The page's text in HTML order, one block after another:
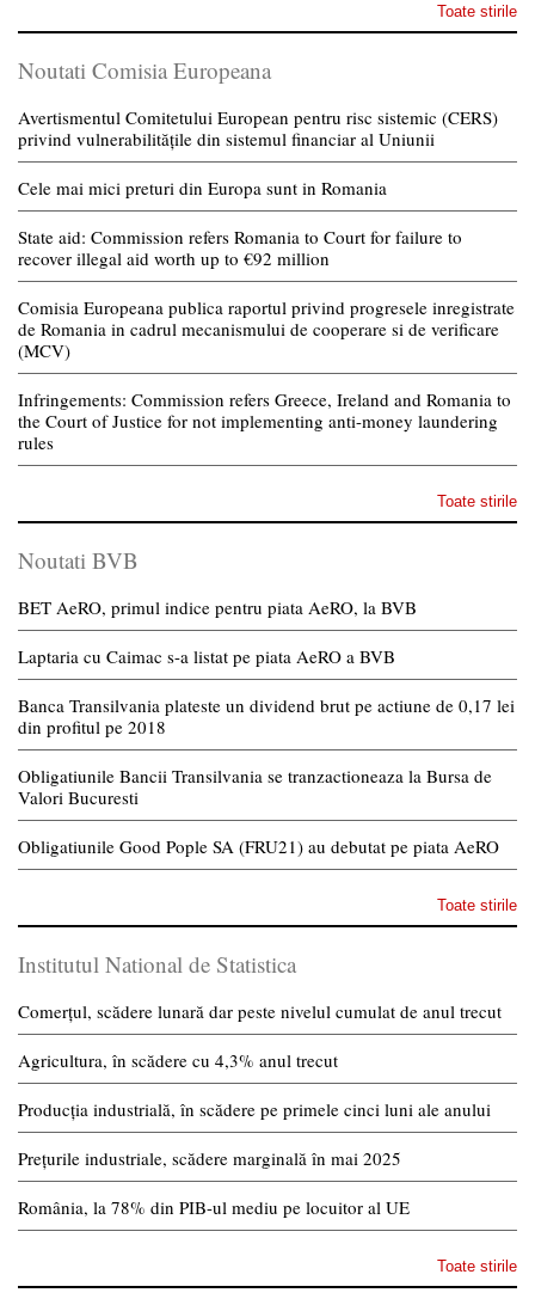
Toate stirile
Noutati Comisia Europeana
Avertismentul Comitetului European pentru risc sistemic (CERS)
privind vulnerabilitățile din sistemul financiar al Uniunii
Cele mai mici preturi din Europa sunt in Romania
State aid: Commission refers Romania to Court for failure to
recover illegal aid worth up to €92 million
Comisia Europeana publica raportul privind progresele inregistrate
de Romania in cadrul mecanismului de cooperare si de verificare
(MCV)
Infringements: Commission refers Greece, Ireland and Romania to
the Court of Justice for not implementing anti-money laundering
rules
Toate stirile
Noutati BVB
BET AeRO, primul indice pentru piata AeRO, la BVB
Laptaria cu Caimac s-a listat pe piata AeRO a BVB
Banca Transilvania plateste un dividend brut pe actiune de 0,17 lei
din profitul pe 2018
Obligatiunile Bancii Transilvania se tranzactioneaza la Bursa de
Valori Bucuresti
Obligatiunile Good Pople SA (FRU21) au debutat pe piata AeRO
Toate stirile
Institutul National de Statistica
Comerțul, scădere lunară dar peste nivelul cumulat de anul trecut
Agricultura, în scădere cu 4,3% anul trecut
Producția industrială, în scădere pe primele cinci luni ale anului
Prețurile industriale, scădere marginală în mai 2025
România, la 78% din PIB-ul mediu pe locuitor al UE
Toate stirile